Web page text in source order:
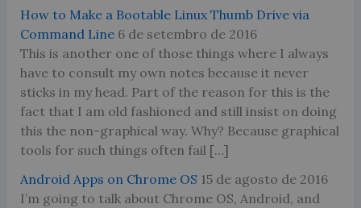
How to Make a Bootable Linux Thumb Drive via
Command Line 6 de setembro de 2016
This is another one of those things where I always
have to consult my own notes because it never
sticks in my head. Part of the reason for this is the
fact that I am old fashioned and still insist on doing
this the non-graphical way. Why? Because graphical
tools for such things often fail […]
Android Apps on Chrome OS 15 de agosto de 2016
I’m going to talk about Chrome OS, Android, and